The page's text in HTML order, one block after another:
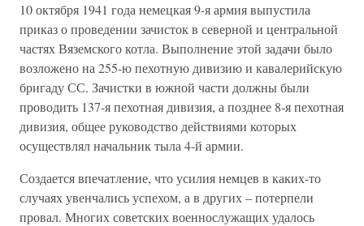
10 октября 1941 года немецкая 9-я армия выпустила
приказ о проведении зачисток в северной и центральной
частях Вяземского котла. Выполнение этой задачи было
возложено на 255-ю пехотную дивизию и кавалерийскую
бригаду СС. Зачистки в южной части должны были
проводить 137-я пехотная дивизия, а позднее 8-я пехотная
дивизия, общее руководство действиями которых
осуществлял начальник тыла 4-й армии.
Создается впечатление, что усилия немцев в каких-то
случаях увенчались успехом, а в других – потерпели
провал. Многих советских военнослужащих удалось